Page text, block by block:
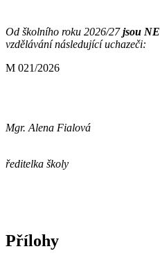
Od školního roku 2026/27jsou NE
vzdělávání následující uchazeči:
M 021/2026
Mgr. Alena Fialová
ředitelka školy
Přílohy